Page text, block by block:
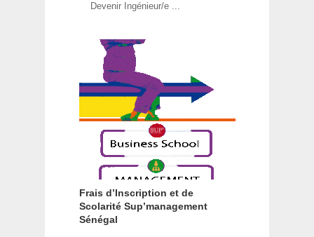
Devenir Ingénieur/e ...
Frais d’Inscription et de
Scolarité Sup’management
Sénégal